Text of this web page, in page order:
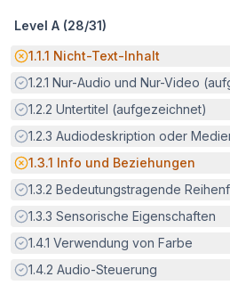
Level A (28/31)
Potenzielle Barriere:
1.1.1 Nicht-Text-Inhalt
Erfüllt:
1.2.1 Nur-Audio und Nur-Video
Erfüllt:
1.2.2 Untertitel (aufgezeichnet)
Erfüllt:
1.2.3 Audiodeskription oder
Potenzielle Barriere:
1.3.1 Info und Beziehungen
Erfüllt:
1.3.2 Bedeutungstragende
Erfüllt:
1.3.3 Sensorische Eigenschaften
Erfüllt:
1.4.1 Verwendung von Farbe
Erfüllt:
1.4.2 Audio-Steuerung